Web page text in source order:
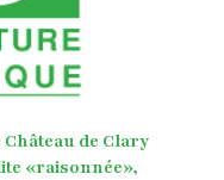
Château de Clary
«raisonnée»,